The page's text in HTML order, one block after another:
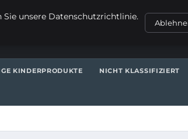
KINDERPRODUKTE NICHT KLASSIFIZIERT
Sie unsere Datenschutzrichtlinie.